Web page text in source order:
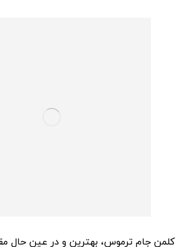
کلمن جام ترموس، بهترین و در عین حال